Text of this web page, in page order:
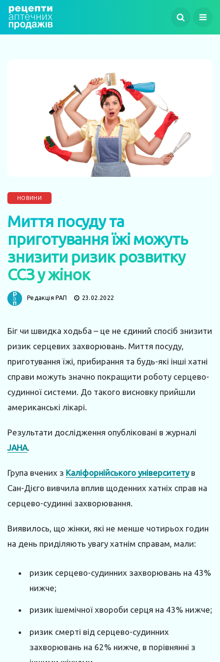
НОВИНИ
Миття посуду та
приготування їжі можуть
знизити ризик розвитку
ССЗ у жінок
Редакція РАП 23.02.2022
Біг чи швидка ходьба – це не єдиний спосіб знизити
ризик серцевих захворювань. Миття посуду,
приготування їжі, прибирання та будь-які інші хатні
справи можуть значно покращити роботу серцево-
судинної системи. До такого висновку прийшли
американські лікарі.
Результати дослідження опубліковані в журналі
JAHA
Група вчених з Каліфорнійського університетув
Сан-Дієго вивчила вплив щоденних хатніх справ на
серцево-судинні захворювання.
Виявилось, що жінки, які не менше чотирьох годин
на день приділяють увагу хатнім справам, мали:
ризик серцево-судинних захворювань на 43%
нижче;
ризик ішемічної хвороби серця на 43% нижче;
ризик смерті від серцево-судинних
захворювань на 62% нижче, в порівнянні з